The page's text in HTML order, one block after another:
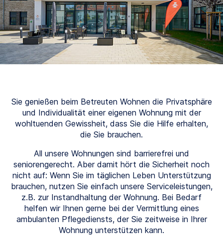
Sie genießen beim Betreuten Wohnen die Privatsphäre
und Individualität einer eigenen Wohnung mit der
wohltuenden Gewissheit, dass Sie die Hilfe erhalten,
die Sie brauchen.
All unsere Wohnungen sind barrierefrei und
seniorengerecht. Aber damit hört die Sicherheit noch
nicht auf: Wenn Sie im täglichen Leben Unterstützung
brauchen, nutzen Sie einfach unsere Serviceleistungen,
z.B. zur Instandhaltung der Wohnung. Bei Bedarf
helfen wir Ihnen gerne bei der Vermittlung eines
ambulanten Pflegediensts, der Sie zeitweise in Ihrer
Wohnung unterstützen kann.